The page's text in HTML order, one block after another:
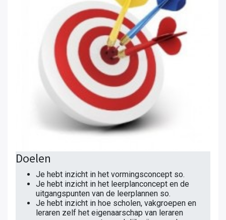
Doelen
Je hebt inzicht in het vormingsconcept so.
Je hebt inzicht in het leerplanconcept en de
uitgangspunten van de leerplannen so.
Je hebt inzicht in hoe scholen, vakgroepen en
leraren zelf het eigenaarschap van leraren